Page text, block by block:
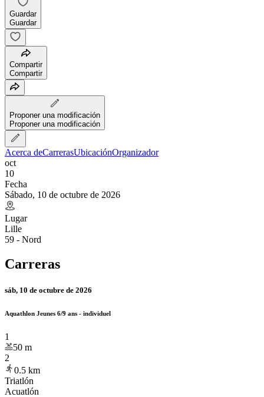
Guardar
Guardar
Compartir
Compartir
Proponer una modificación
Proponer una modificación
Acerca deCarrerasUbicaciónOrganizador
oct
10
Fecha
Sábado, 10 de octubre de 2026
Lugar
Lille
59 - Nord
Carreras
sáb, 10 de octubre de 2026
Aquathlon Jeunes 6/9 ans - individuel
1
50 m
2
0.5 km
Triatlón
Acuatlón